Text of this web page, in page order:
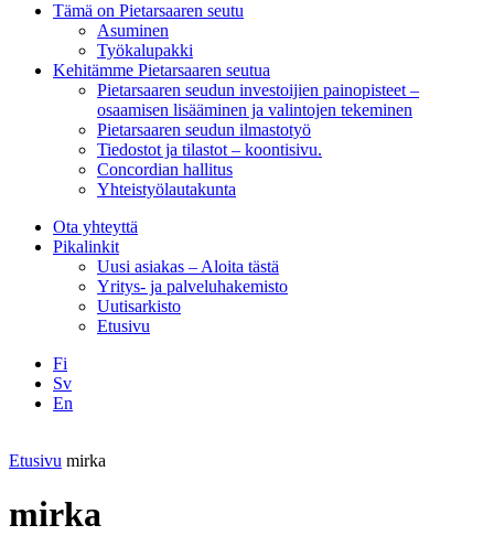
Tämä on Pietarsaaren seutu
Asuminen
Työkalupakki
Kehitämme Pietarsaaren seutua
Pietarsaaren seudun investoijien painopisteet –
osaamisen lisääminen ja valintojen tekeminen
Pietarsaaren seudun ilmastotyö
Tiedostot ja tilastot – koontisivu.
Concordian hallitus
Yhteistyölautakunta
Ota yhteyttä
Pikalinkit
Uusi asiakas – Aloita tästä
Yritys- ja palveluhakemisto
Uutisarkisto
Etusivu
Fi
Sv
En
Etusivu mirka
mirka